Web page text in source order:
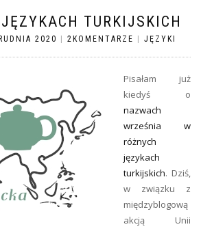
TURKIJSKICH
2020 2KOMENTARZE JĘZYKI
Pisałam już
kiedyś o
nazwach
września w
różnych
językach
turkijskich. Dziś,
w związku z
międzyblogową
akcją Unii